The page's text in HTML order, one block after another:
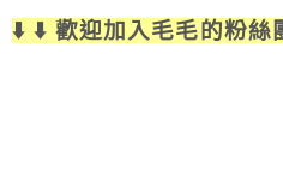
⬇️ ⬇️ 歡迎加入毛毛的粉絲